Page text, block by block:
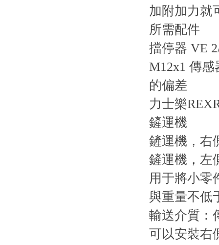
加附加力就
所需配件
擋停器 VE
M12x1 傳感
的偏差
力士樂
鏟運機
鏟運機，右
鏟運機，左
用于將小零
與重量不低
輸送介質：
可以安裝右